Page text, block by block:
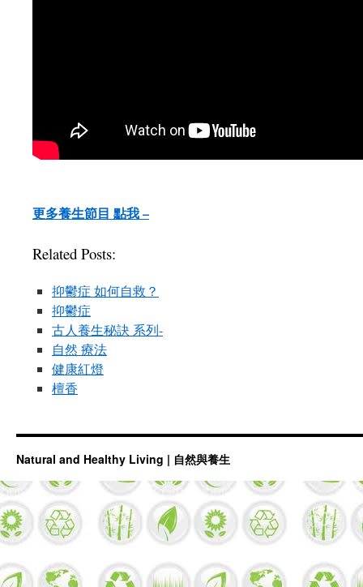
更多養生節目 點我 –
Related Posts:
抑鬱症 如何自救？
抑鬱症
古人養生秘訣 系列-
自然 療法
健康紅燈
檀香
Natural and Healthy Living | 自然與養生